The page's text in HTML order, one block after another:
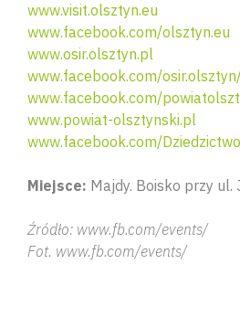
www.visit.olsztyn.eu
www.facebook.com/olsztyn.eu
www.osir.olsztyn.pl
www.facebook.com/
www.facebook.com/
www.powiat-olsztynski.pl
www.facebook.com/
Miejsce: Majdy. Boisko przy ul.
Źródło: www.fb.com/events/
Fot. www.fb.com/events/